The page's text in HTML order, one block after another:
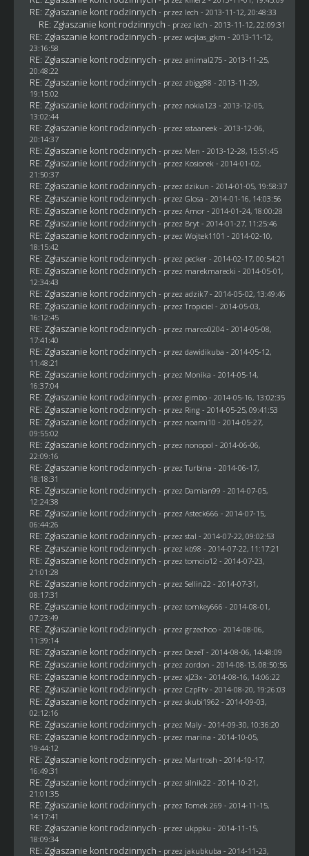
RE: Zgłaszanie kont rodzinnych - przez lech - 2013-11-12, 20:48:33
RE: Zgłaszanie kont rodzinnych - przez lech - 2013-11-12, 22:09:31
RE: Zgłaszanie kont rodzinnych - przez wojtas_gkm - 2013-11-12,
23:16:58
RE: Zgłaszanie kont rodzinnych - przez animal275 - 2013-11-25,
20:48:22
RE: Zgłaszanie kont rodzinnych - przez zbigg88 - 2013-11-29,
19:15:02
RE: Zgłaszanie kont rodzinnych - przez nokia123 - 2013-12-05,
13:02:44
RE: Zgłaszanie kont rodzinnych - przez sstaaneek- 2013-12-06,
20:14:37
RE: Zgłaszanie kont rodzinnych - przez Men - 2013-12-28, 15:51:45
RE: Zgłaszanie kont rodzinnych - przez Kosiorek- 2014-01-02,
21:50:37
RE: Zgłaszanie kont rodzinnych - przez dzikun - 2014-01-05, 19:58:37
RE: Zgłaszanie kont rodzinnych - przez Glosa - 2014-01-16, 14:03:56
RE: Zgłaszanie kont rodzinnych - przez Amor - 2014-01-24, 18:00:28
RE: Zgłaszanie kont rodzinnych - przez Bryt- 2014-01-27, 11:25:46
RE: Zgłaszanie kont rodzinnych - przez Wojtek1101 - 2014-02-10,
18:15:42
RE: Zgłaszanie kont rodzinnych - przez pecker- 2014-02-17, 00:54:21
RE: Zgłaszanie kont rodzinnych - przez marekmarecki - 2014-05-01,
12:34:43
RE: Zgłaszanie kont rodzinnych - przez adzik7 - 2014-05-02, 13:49:46
RE: Zgłaszanie kont rodzinnych - przezTropiciel - 2014-05-03,
16:12:45
RE: Zgłaszanie kont rodzinnych - przez marco0204- 2014-05-08,
17:41:40
RE: Zgłaszanie kont rodzinnych - przez dawidikuba - 2014-05-12,
11:48:21
RE: Zgłaszanie kont rodzinnych - przez Monika - 2014-05-14,
16:37:04
RE: Zgłaszanie kont rodzinnych - przez gimbo- 2014-05-16, 13:02:35
RE: Zgłaszanie kont rodzinnych - przez Ring- 2014-05-25, 09:41:53
RE: Zgłaszanie kont rodzinnych - przez noami10 - 2014-05-27,
09:55:02
RE: Zgłaszanie kont rodzinnych - przez nonopol - 2014-06-06,
22:09:16
RE: Zgłaszanie kont rodzinnych - przez Turbina - 2014-06-17,
18:18:31
RE: Zgłaszanie kont rodzinnych - przez Damian99 - 2014-07-05,
12:24:38
RE: Zgłaszanie kont rodzinnych - przez Asteck666 - 2014-07-15,
06:44:26
RE: Zgłaszanie kont rodzinnych - przez stal - 2014-07-22, 09:02:53
RE: Zgłaszanie kont rodzinnych - przez kb98 - 2014-07-22, 11:17:21
RE: Zgłaszanie kont rodzinnych - przez tomcio12 - 2014-07-23,
21:01:28
RE: Zgłaszanie kont rodzinnych - przez Sellin22 - 2014-07-31,
08:17:31
RE: Zgłaszanie kont rodzinnych - przez tomkey666 - 2014-08-01,
07:23:49
RE: Zgłaszanie kont rodzinnych - przez grzechoo - 2014-08-06,
11:39:14
RE: Zgłaszanie kont rodzinnych - przez DezeT- 2014-08-06, 14:48:09
RE: Zgłaszanie kont rodzinnych - przez zordon - 2014-08-13, 08:50:56
RE: Zgłaszanie kont rodzinnych - przez xJ23x- 2014-08-16, 14:06:22
RE: Zgłaszanie kont rodzinnych - przez CzpFtv- 2014-08-20, 19:26:03
RE: Zgłaszanie kont rodzinnych - przez skubi1962 - 2014-09-03,
02:12:16
RE: Zgłaszanie kont rodzinnych - przez Maly- 2014-09-30, 10:36:20
RE: Zgłaszanie kont rodzinnych - przez marina - 2014-10-05,
19:44:12
RE: Zgłaszanie kont rodzinnych - przez Martrosh - 2014-10-17,
16:49:31
RE: Zgłaszanie kont rodzinnych - przez silnik22 - 2014-10-21,
21:01:35
RE: Zgłaszanie kont rodzinnych - przezTomek 269 - 2014-11-15,
14:17:41
RE: Zgłaszanie kont rodzinnych - przez ukppku - 2014-11-15,
18:09:34
RE: Zgłaszanie kont rodzinnych - przez jakubkuba - 2014-11-23,